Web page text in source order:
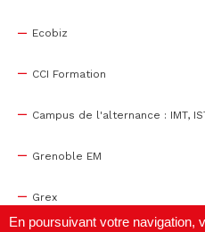
Ecobiz
CCI Formation
Campus de l'alternance : IMT,
Grenoble EM
Grex
En poursuivant votre navigation,